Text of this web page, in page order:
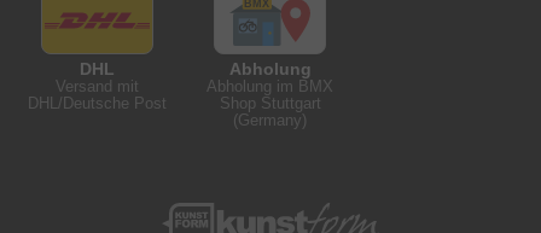
DHL
Versand mit
DHL/Deutsche Post
Abholung
Abholung im BMX
Shop Stuttgart
(Germany)